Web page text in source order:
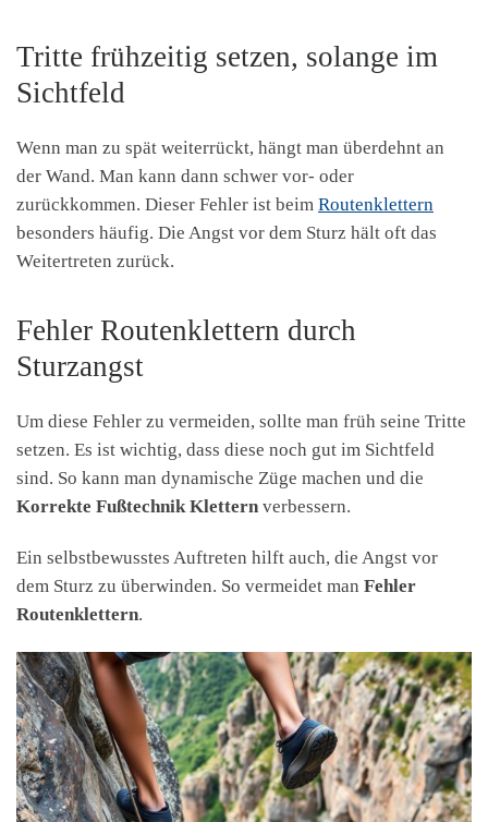
Tritte frühzeitig setzen, solange im
Sichtfeld
Wenn man zu spät weiterrückt, hängt man überdehnt an
der Wand. Man kann dann schwer vor- oder
zurückkommen. Dieser Fehler ist beim Routenklettern
besonders häufig. Die Angst vor dem Sturz hält oft das
Weitertreten zurück.
Fehler Routenklettern durch
Sturzangst
Um diese Fehler zu vermeiden, sollte man früh seine Tritte
setzen. Es ist wichtig, dass diese noch gut im Sichtfeld
sind. So kann man dynamische Züge machen und die
Korrekte Fußtechnik Klettern verbessern.
Ein selbstbewusstes Auftreten hilft auch, die Angst vor
dem Sturz zu überwinden. So vermeidet man Fehler
Routenklettern.